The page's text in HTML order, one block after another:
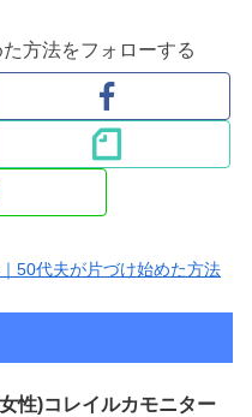
方法をフォローする
50代夫が片づけ始めた方法
女性)コレイルカモニター